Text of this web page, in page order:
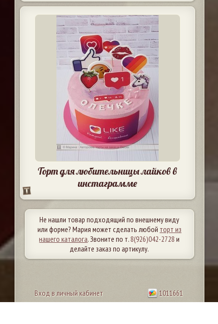
Торт для любительницы лайков в
инстаграмме
Не нашли товар подходящий по внешнему виду
или форме? Мария может сделать любой торт из
нашего каталога. Звоните по т.8(926)042-2728 и
делайте заказ по артикулу.
Вход в личный кабинет 1011661